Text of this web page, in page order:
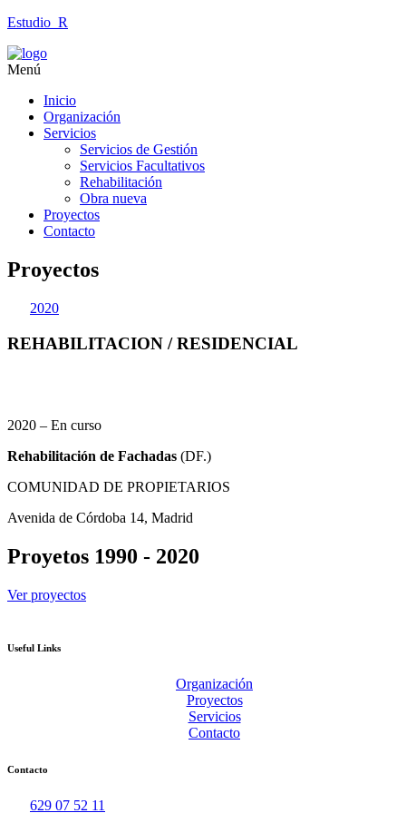
Estudio_R
Menú
Inicio
Organización
Servicios
Servicios de Gestión
Servicios Facultativos
Rehabilitación
Obra nueva
Proyectos
Contacto
Proyectos
2020
REHABILITACION / RESIDENCIAL
2020 – En curso
Rehabilitación de Fachadas (DF.)
COMUNIDAD DE PROPIETARIOS
Avenida de Córdoba 14, Madrid
Proyetos 1990 - 2020
Ver proyectos
Useful Links
Organización
Proyectos
Servicios
Contacto
Contacto
629 07 52 11